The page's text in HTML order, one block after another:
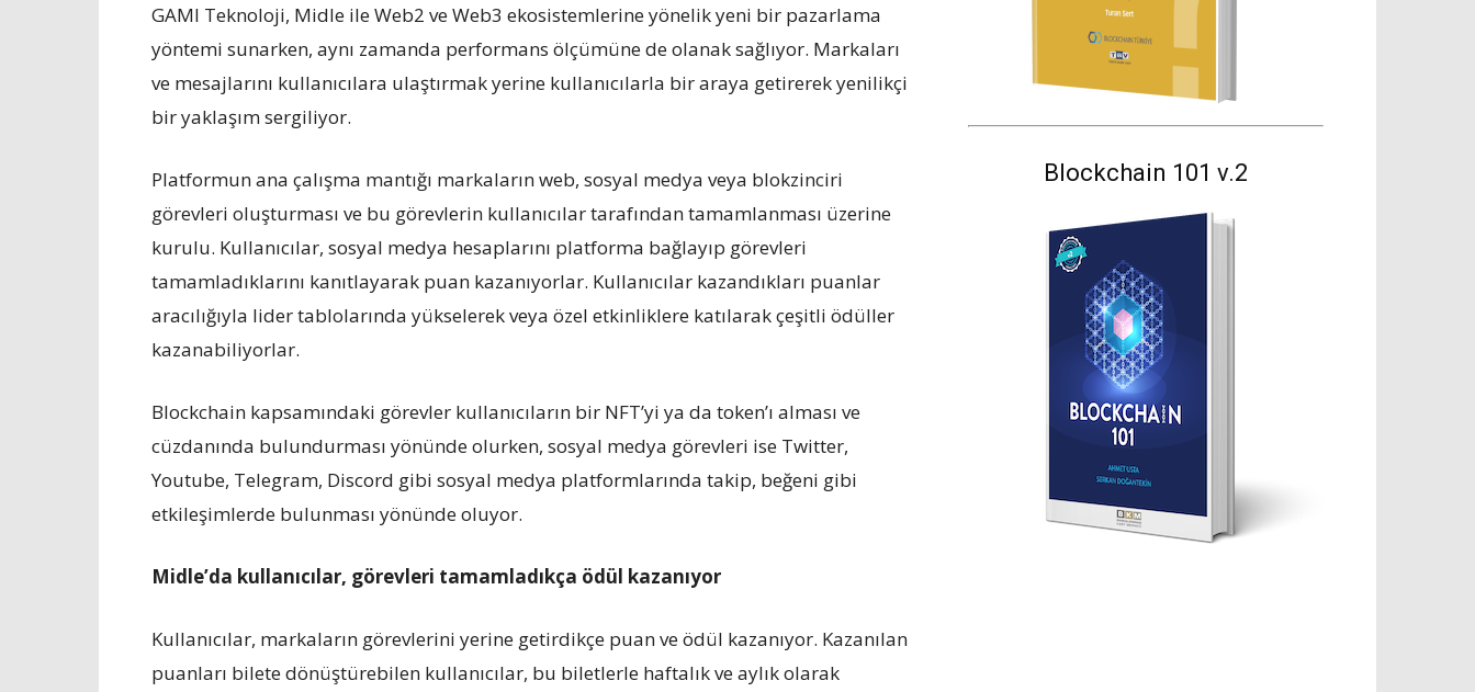
GAMI Teknoloji, Midle ile Web2 ve Web3 ekosistemlerine yönelik yeni bir pazarlama
yöntemi sunarken, aynı zamanda performans ölçümüne de olanak sağlıyor. Markaları
ve mesajlarını kullanıcılara ulaştırmak yerine kullanıcılarla bir araya getirerek yenilikçi
bir yaklaşım sergiliyor.
Platformun ana çalışma mantığı markaların web, sosyal medya veya blokzinciri
görevleri oluşturması ve bu görevlerin kullanıcılar tarafından tamamlanması üzerine
kurulu. Kullanıcılar, sosyal medya hesaplarını platforma bağlayıp görevleri
tamamladıklarını kanıtlayarak puan kazanıyorlar. Kullanıcılar kazandıkları puanlar
aracılığıyla lider tablolarında yükselerek veya özel etkinliklere katılarak çeşitli ödüller
kazanabiliyorlar.
Blockchain kapsamındaki görevler kullanıcıların bir NFT’yi ya da token’ı alması ve
cüzdanında bulundurması yönünde olurken, sosyal medya görevleri ise Twitter,
Youtube, Telegram, Discord gibi sosyal medya platformlarında takip, beğeni gibi
etkileşimlerde bulunması yönünde oluyor.
Midle’da kullanıcılar, görevleri tamamladıkça ödül kazanıyor
Kullanıcılar, markaların görevlerini yerine getirdikçe puan ve ödül kazanıyor. Kazanılan
puanları bilete dönüştürebilen kullanıcılar, bu biletlerle haftalık ve aylık olarak
Blockchain 101 v.2